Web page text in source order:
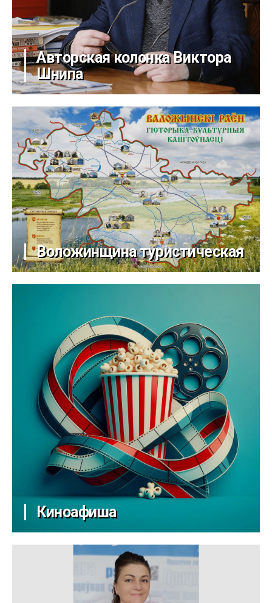
Авторская колонка Виктора
Шнипа
Воложинщина туристическая
Киноафиша